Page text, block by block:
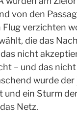
von den
Flug verzichten
die das
nicht
– und das
wurde der
und ein Sturm
Netz.